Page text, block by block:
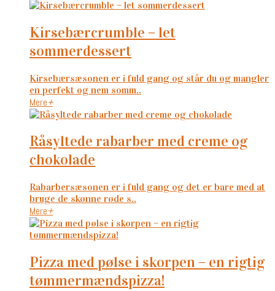
kirsebærcrumble – let
sommerdessert
Kirsebærsæsonen er i fuld gang og står du og mangler
en perfekt og nem somm..
Mere+
råsyltede rabarber med creme og
chokolade
Rabarbersæsonen er i fuld gang og det er bare med at
bruge de skønne røde s..
Mere+
pizza med pølse i skorpen – en rigtig
tømmermændspizza!